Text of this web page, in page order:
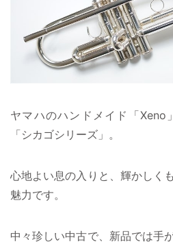
ヤマハのハンドメイド「Xeno
「シカゴシリーズ」。
心地よい息の入りと、輝かしく
魅力です。
中々珍しい中古で、新品では手